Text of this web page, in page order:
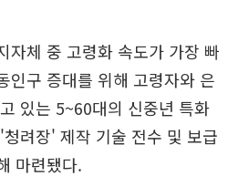
자체 중 고령화 속도가 가장 빠
인구 증대를 위해 고령자와 은
있는 5~60대의 신중년 특화
려장' 제작 기술 전수 및 보급
마련됐다.